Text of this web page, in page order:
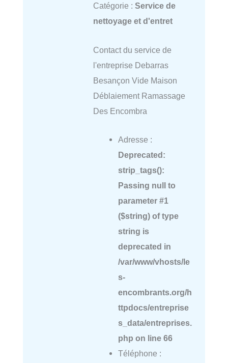
Catégorie : Service de
nettoyage et d'entret
Contact du service de
l'entreprise Debarras
Besançon Vide Maison
Déblaiement Ramassage
Des Encombra
Adresse :
Deprecated:
strip_tags():
Passing null to
parameter #1
($string) of type
string is
deprecated in
/var/www/vhosts/le
s-
encombrants.org/h
ttpdocs/entreprise
s_data/entreprises.
php on line 66
Téléphone :